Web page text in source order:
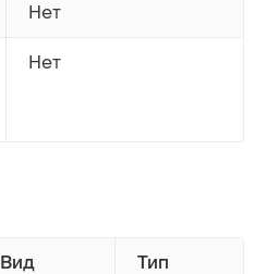
Нет
Нет
Вид Тип